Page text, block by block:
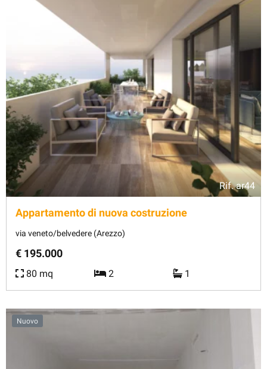
Rif.ar44
Appartamento di nuova costruzione
via veneto/belvedere (Arezzo)
€ 195.000
80 mq 2 1
Nuovo